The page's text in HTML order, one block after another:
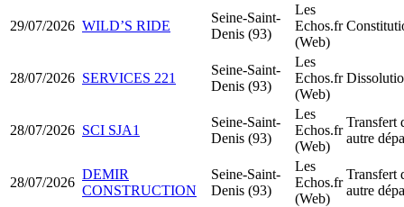
29/07/2026 WILD’S RIDE
Seine-Saint-
Denis (93)
Les
Echos.fr
(Web)
28/07/2026 SERVICES 221
Seine-Saint-
Denis (93)
Les
Echos.fr
(Web)
28/07/2026 SCI SJA1
Seine-Saint-
Denis (93)
Les
Echos.fr
(Web)
Transfert
autre
28/07/2026
DEMIR
CONSTRUCTION
Seine-Saint-
Denis (93)
Les
Echos.fr
(Web)
Transfert
autre